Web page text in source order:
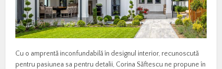
Cu o amprentă inconfundabilă în designul interior, recunoscută
pentru pasiunea sa pentru detalii, Corina Săftescu ne propune în